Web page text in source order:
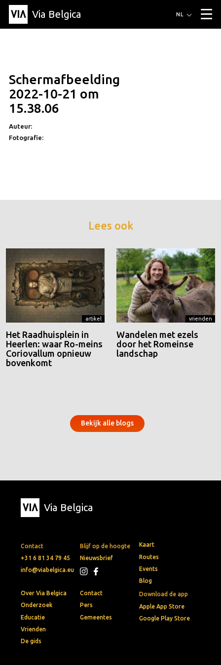
Via Belgica ▼
Artikel
Educatie
Recept
Vrienden
Over Via Belgica
NL
Schermafbeelding
2022-10-21 om
15.38.06
Auteur:
Fotografie:
Lees ook
artikel
Het Raadhuisplein in
Heerlen: waar Ro-meins
Coriovallum opnieuw
bovenkomt
vrienden
Wandelen met ezels
door het Romeinse
landschap
Bekijk alle blogs
Via Belgica
Contact
+31 6 81 34 79 45
info@viabelgica.eu
Blijf op de hoogte
Nieuwsbrief
Download de app
Apple App Store
Google Play Store
Kaart
Routes
Events
Blog
Over Via Belgica
Onderzoek
Educatie
Vrienden
De gids
Contact
Pers
Gemeentes